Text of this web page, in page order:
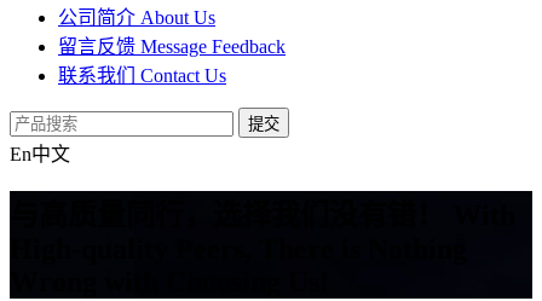
公司简介 About Us
留言反馈 Message Feedback
联系我们
Contact Us
提交
En中文